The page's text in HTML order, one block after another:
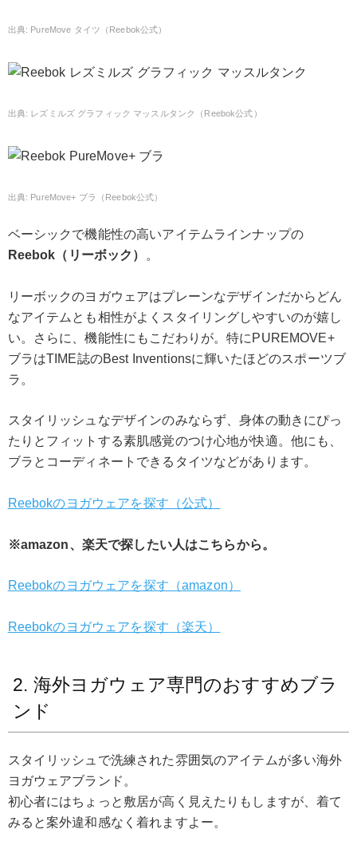
PureMove タイツ（Reebok公式）
レズミルズ グラフィック マッスルタンク（Reebok公式）
PureMove+ ブラ（Reebok公式）
ベーシックで機能性の高いアイテムラインナップの
Reebok（リーボック）
。
リーボックのヨガウェアはプレーンなデザインだからどん
なアイテムとも相性がよくスタイリングしやすいのが嬉し
い。さらに、機能性にもこだわりが。特にPUREMOVE+
ブラはTIME誌のBest Inventionsに輝いたほどのスポーツブ
ラ。
スタイリッシュなデザインのみならず、身体の動きにぴっ
たりとフィットする素肌感覚のつけ心地が快適。他にも、
ブラとコーディネートできるタイツなどがあります。
Reebokのヨガウェアを探す（公式）
※amazon、楽天で探したい人はこちらから。
Reebokのヨガウェアを探す（amazon）
Reebokのヨガウェアを探す（楽天）
2. 海外ヨガウェア専門のおすすめブラ
ンド
スタイリッシュで洗練された雰囲気のアイテムが多い海外
ヨガウェアブランド。
初心者にはちょっと敷居が高く見えたりもしますが、着て
みると案外違和感なく着れますよー。